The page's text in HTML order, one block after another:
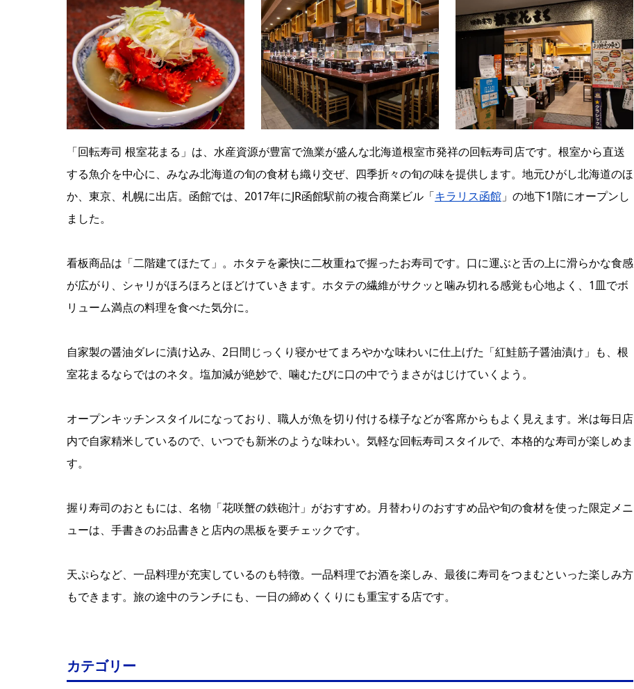
「回転寿司 根室花まる」は、水産資源が豊富で漁業が盛んな北海道根室市発祥の回転寿司店です。根室から直送
する魚介を中心に、みなみ北海道の旬の食材も織り交ぜ、四季折々の旬の味を提供します。地元ひがし北海道のほ
か、東京、札幌に出店。函館では、2017年にJR函館駅前の複合商業ビル「キラリス函館 」の地下1階にオープンし
ました。
看板商品は「二階建てほたて」。ホタテを豪快に二枚重ねで握ったお寿司です。口に運ぶと舌の上に滑らかな食感
が広がり、シャリがほろほろとほどけていきます。ホタテの繊維がサクッと噛み切れる感覚も心地よく、1皿でボ
リューム満点の料理を食べた気分に。
自家製の醤油ダレに漬け込み、2日間じっくり寝かせてまろやかな味わいに仕上げた「紅鮭筋子醤油漬け」も、根
室花まるならではのネタ。塩加減が絶妙で、噛むたびに口の中でうまさがはじけていくよう。
オープンキッチンスタイルになっており、職人が魚を切り付ける様子などが客席からもよく見えます。米は毎日店
内で自家精米しているので、いつでも新米のような味わい。気軽な回転寿司スタイルで、本格的な寿司が楽しめま
す。
握り寿司のおともには、名物「花咲蟹の鉄砲汁」がおすすめ。月替わりのおすすめ品や旬の食材を使った限定メニ
ューは、手書きのお品書きと店内の黒板を要チェックです。
天ぷらなど、一品料理が充実しているのも特徴。一品料理でお酒を楽しみ、最後に寿司をつまむといった楽しみ方
もできます。旅の途中のランチにも、一日の締めくくりにも重宝する店です。
カテゴリー